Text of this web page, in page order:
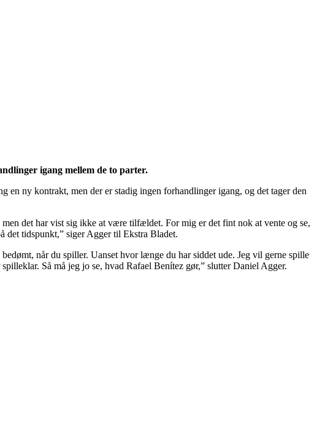
igang mellem de to parter.
en ny kontrakt, men der er stadig ingen forhandlinger igang, og det tager den
det har vist sig ikke at være tilfældet. For mig er det fint nok at vente og se,
det tidspunkt,” siger Agger til Ekstra Bladet.
når du spiller. Uanset hvor længe du har siddet ude. Jeg vil gerne spille
Så må jeg jo se, hvad Rafael Benítez gør,” slutter Daniel Agger.